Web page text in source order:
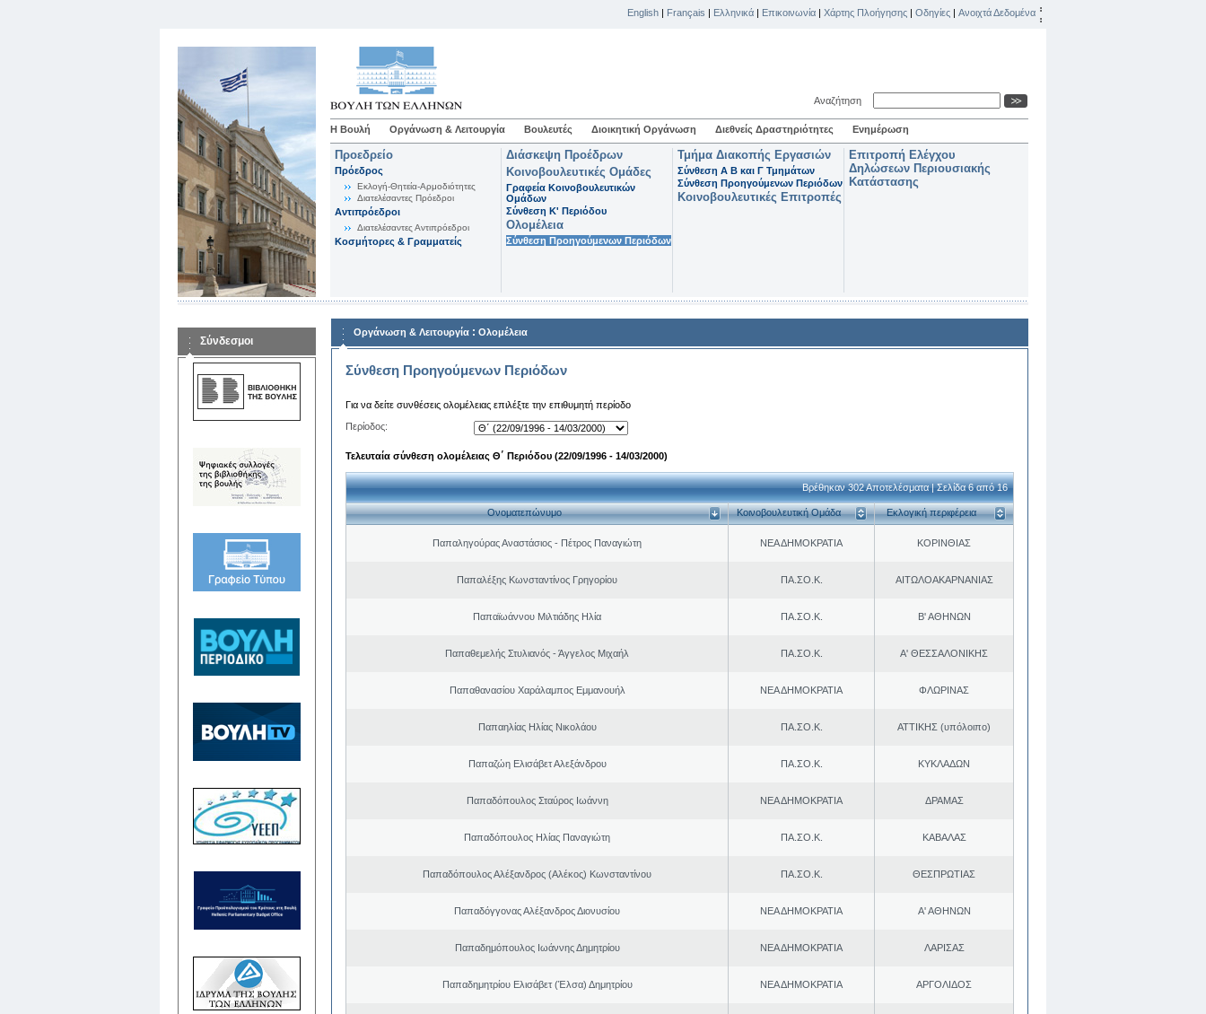
English | Français | Ελληνικά | Επικοινωνία | Χάρτης Πλοήγησης | Οδηγίες | Ανοιχτά Δεδομένα
Αναζήτηση
Η Βουλή Οργάνωση & Λειτουργία Βουλευτές Διοικητική Οργάνωση Διεθνείς Δραστηριότητες Ενημέρωση
Προεδρείο
Πρόεδρος
Εκλογή-Θητεία-Αρμοδιότητες
Διατελέσαντες Πρόεδροι
Αντιπρόεδροι
Διατελέσαντες Αντιπρόεδροι
Κοσμήτορες & Γραμματείς
Διάσκεψη Προέδρων
Κοινοβουλευτικές Ομάδες
Γραφεία Κοινοβουλευτικών
Ομάδων
Σύνθεση K' Περιόδου
Ολομέλεια
Σύνθεση Προηγούμενων Περιόδων
Τμήμα Διακοπής Εργασιών
Σύνθεση Α Β και Γ Τμημάτων
Σύνθεση Προηγούμενων Περιόδων
Κοινοβουλευτικές Επιτροπές
Επιτροπή Ελέγχου
Δηλώσεων Περιουσιακής
Κατάστασης
Σύνδεσμοι
Οργάνωση & Λειτουργία : Ολομέλεια
Σύνθεση Προηγούμενων Περιόδων
Για να δείτε συνθέσεις ολομέλειας επιλέξτε την επιθυμητή περίοδο
Περίοδος:
Τελευταία σύνθεση ολομέλειας Θ΄ Περιόδου (22/09/1996 - 14/03/2000)
Βρέθηκαν 302 Αποτελέσματα | Σελίδα 6 από 16
Ονοματεπώνυμο Κοινοβουλευτική Ομάδα Εκλογική περιφέρεια
Παπαληγούρας Αναστάσιος - Πέτρος Παναγιώτη ΝΕΑ ΔΗΜΟΚΡΑΤΙΑ ΚΟΡΙΝΘΙΑΣ
Παπαλέξης Κωνσταντίνος Γρηγορίου ΠΑ.ΣΟ.Κ. ΑΙΤΩΛΟΑΚΑΡΝΑΝΙΑΣ
Παπαϊωάννου Μιλτιάδης Ηλία ΠΑ.ΣΟ.Κ. Β' ΑΘΗΝΩΝ
Παπαθεμελής Στυλιανός - Άγγελος Μιχαήλ ΠΑ.ΣΟ.Κ. Α' ΘΕΣΣΑΛΟΝΙΚΗΣ
Παπαθανασίου Χαράλαμπος Εμμανουήλ ΝΕΑ ΔΗΜΟΚΡΑΤΙΑ ΦΛΩΡΙΝΑΣ
Παπαηλίας Ηλίας Νικολάου ΠΑ.ΣΟ.Κ. ΑΤΤΙΚΗΣ (υπόλοιπο)
Παπαζώη Ελισάβετ Αλεξάνδρου ΠΑ.ΣΟ.Κ. ΚΥΚΛΑΔΩΝ
Παπαδόπουλος Σταύρος Ιωάννη ΝΕΑ ΔΗΜΟΚΡΑΤΙΑ ΔΡΑΜΑΣ
Παπαδόπουλος Ηλίας Παναγιώτη ΠΑ.ΣΟ.Κ. ΚΑΒΑΛΑΣ
Παπαδόπουλος Αλέξανδρος (Αλέκος) Κωνσταντίνου ΠΑ.ΣΟ.Κ. ΘΕΣΠΡΩΤΙΑΣ
Παπαδόγγονας Αλέξανδρος Διονυσίου ΝΕΑ ΔΗΜΟΚΡΑΤΙΑ Α' ΑΘΗΝΩΝ
Παπαδημόπουλος Ιωάννης Δημητρίου ΝΕΑ ΔΗΜΟΚΡΑΤΙΑ ΛΑΡΙΣΑΣ
Παπαδημητρίου Ελισάβετ (Έλσα) Δημητρίου ΝΕΑ ΔΗΜΟΚΡΑΤΙΑ ΑΡΓΟΛΙΔΟΣ